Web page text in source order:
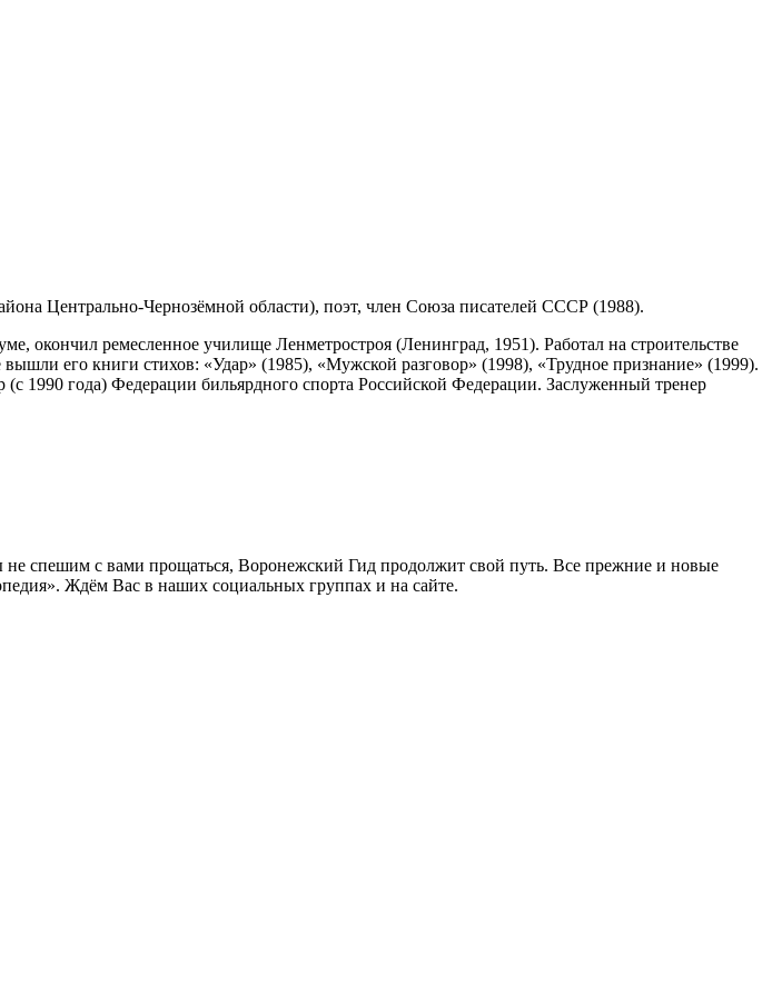
Центрально-Чернозёмной области), поэт, член Союза писателей СССР (1988).
окончил ремесленное училище Ленметростроя (Ленинград, 1951). Работал на строительстве
его книги стихов: «Удар» (1985), «Мужской разговор» (1998), «Трудное признание» (1999).
года) Федерации бильярдного спорта Российской Федерации. Заслуженный тренер
спешим с вами прощаться, Воронежский Гид продолжит свой путь. Все прежние и новые
Ждём Вас в наших социальных группах и на сайте.